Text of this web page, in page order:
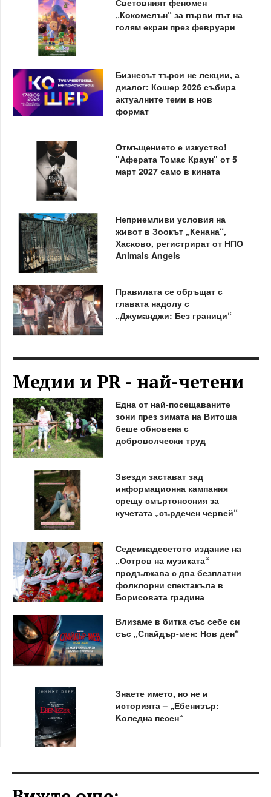
Световният феномен
„Кокомелън“ за първи път на
голям екран през февруари
Бизнесът търси не лекции, а
диалог: Кошер 2026 събира
актуалните теми в нов
формат
Отмъщението е изкуство!
"Аферата Томас Краун" от 5
март 2027 само в кината
Неприемливи условия на
живот в Зоокът „Кенана“,
Хасково, регистрират от НПО
Animals Angels
Правилата се обръщат с
главата надолу с
„Джуманджи: Без граници“
Медии и PR - най-четени
Една от най-посещаваните
зони през зимата на Витоша
беше обновена с
доброволчески труд
Звезди застават зад
информационна кампания
срещу смъртоносния за
кучетата „сърдечен червей“
Седемнадесетото издание на
„Остров на музиката“
продължава с два безплатни
фолклорни спектакъла в
Борисовата градина
Влизаме в битка със себе си
със „Спайдър-мен: Нов ден“
Знаете името, но не и
историята – „Ебенизър:
Kоледна песен“